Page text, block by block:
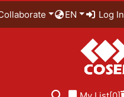
EN Log In